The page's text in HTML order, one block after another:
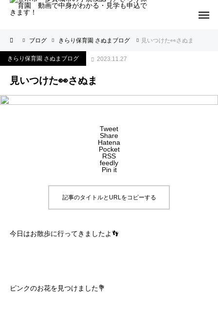
ブログ きらり保育園 さぬまブログ 見いつけた👀さぬま
きらり保育園 さぬまブログ 2023.11.27
見いつけた👀さぬま
Tweet
Share
Hatena
Pocket
RSS
feedly
Pin it
記事のタイトルとURLをコピーする
今日はお散歩に行ってきましたよ👣
ピンクのお花を見つけました💐